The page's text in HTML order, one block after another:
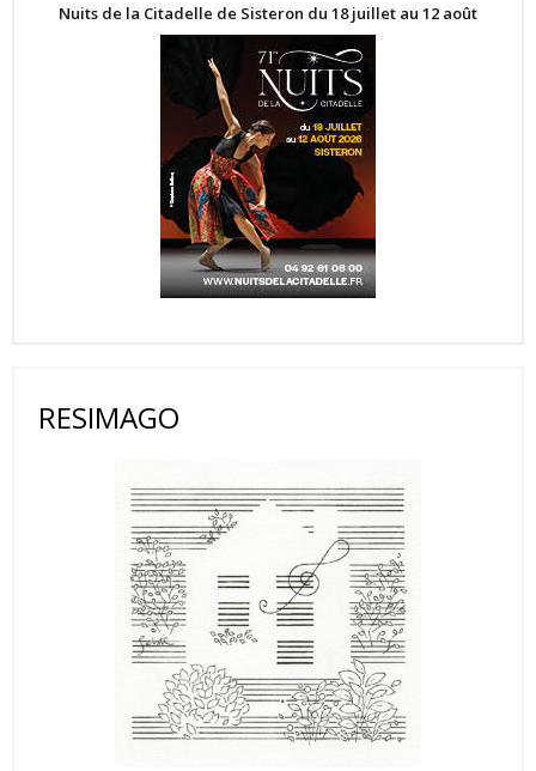
Nuits de la Citadelle de Sisteron du 18 juillet au 12 août
RESIMAGO